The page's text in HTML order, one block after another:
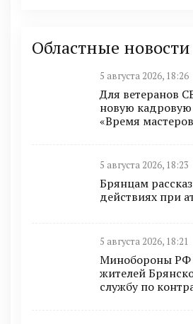
Областные новости
5 августа 2026, 18:26
Для ветеранов
новую
«Время
5 августа 2026, 18:23
Брянцам
действиях при
5 августа 2026, 18:21
Минобoроны РФ
житeлeй
службу по